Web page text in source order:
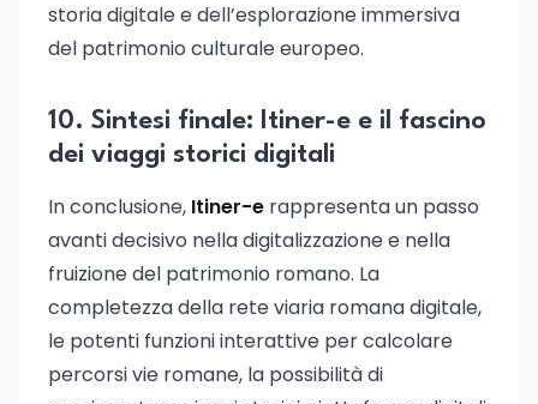
storia digitale e dell’esplorazione immersiva
del patrimonio culturale europeo.
10. Sintesi finale: Itiner-e e il fascino
dei viaggi storici digitali
In conclusione, Itiner-e rappresenta un passo
avanti decisivo nella digitalizzazione e nella
fruizione del patrimonio romano. La
completezza della rete viaria romana digitale,
le potenti funzioni interattive per calcolare
percorsi vie romane, la possibilità di